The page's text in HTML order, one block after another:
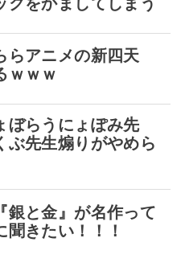
らアニメの新四天
ｗｗｗ
ぼらうにょぽみ先
ぶ先生煽りがやめら
銀と金』が名作って
聞きたい！！！